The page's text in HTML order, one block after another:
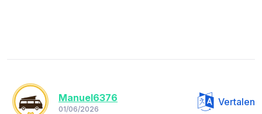
Manuel6376
01/06/2026
Vertalen